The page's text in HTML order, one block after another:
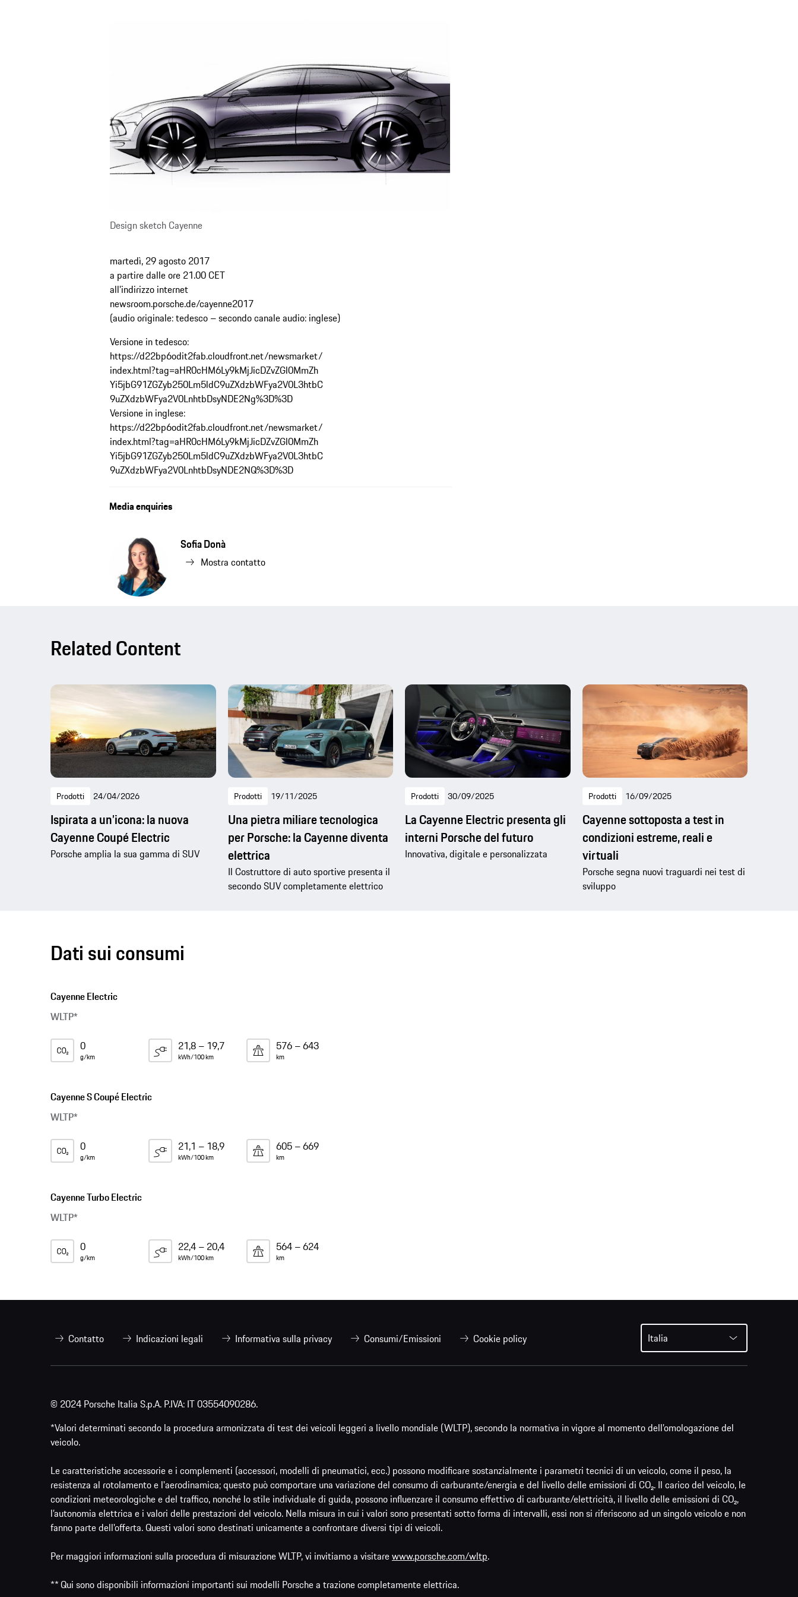
Design sketch Cayenne
martedì, 29 agosto 2017
a partire dalle ore 21.00 CET
all’indirizzo internet
newsroom.porsche.de/cayenne2017
(audio originale: tedesco – secondo canale audio: inglese)
Versione in tedesco:
https://d22bp6odit2fab.cloudfront.net/newsmarket/
index.html?tag=aHR0cHM6Ly9kMjJicDZvZGl0MmZh
Yi5jbG91ZGZyb250Lm5ldC9uZXdzbWFya2V0L3htbC
9uZXdzbWFya2V0LnhtbDsyNDE2Ng%3D%3D
Versione in inglese:
https://d22bp6odit2fab.cloudfront.net/newsmarket/
index.html?tag=aHR0cHM6Ly9kMjJicDZvZGl0MmZh
Yi5jbG91ZGZyb250Lm5ldC9uZXdzbWFya2V0L3htbC
9uZXdzbWFya2V0LnhtbDsyNDE2NQ%3D%3D
Media enquiries
Sofia Donà
Mostra contatto
Related Content
Prodotti 24/04/2026
Ispirata a un’icona: la nuova
Cayenne Coupé Electric
Porsche amplia la sua gamma di SUV
Prodotti 19/11/2025
Una pietra miliare tecnologica
per Porsche: la Cayenne diventa
elettrica
Il Costruttore di auto sportive presenta il
secondo SUV completamente elettrico
Prodotti 30/09/2025
La Cayenne Electric presenta gli
interni Porsche del futuro
Innovativa, digitale e personalizzata
Prodotti 16/09/2025
Cayenne sottoposta a test in
condizioni estreme, reali e
virtuali
Porsche segna nuovi traguardi nei test di
sviluppo
Dati sui consumi
Cayenne Electric
WLTP*
0
g/km
21,8 – 19,7
kWh/100 km
576 – 643
km
Cayenne S Coupé Electric
WLTP*
0
g/km
21,1 – 18,9
kWh/100 km
605 – 669
km
Cayenne Turbo Electric
WLTP*
0
g/km
22,4 – 20,4
kWh/100 km
564 – 624
km
Contatto Indicazioni legali Informativa sulla privacy Consumi/Emissioni Cookie policy Italia
© 2024 Porsche Italia S.p.A. P.IVA: IT 03554090286.
*Valori determinati secondo la procedura armonizzata di test dei veicoli leggeri a livello mondiale (WLTP), secondo la normativa in vigore al momento dell’omologazione del
veicolo.
Le caratteristiche accessorie e i complementi (accessori, modelli di pneumatici, ecc.) possono modificare sostanzialmente i parametri tecnici di un veicolo, come il peso, la
resistenza al rotolamento e l'aerodinamica; questo può comportare una variazione del consumo di carburante/energia e del livello delle emissioni di CO₂. Il carico del veicolo, le
condizioni meteorologiche e del traffico, nonché lo stile individuale di guida, possono influenzare il consumo effettivo di carburante/elettricità, il livello delle emissioni di CO₂,
l’autonomia elettrica e i valori delle prestazioni del veicolo. Nella misura in cui i valori sono presentati sotto forma di intervalli, essi non si riferiscono ad un singolo veicolo e non
fanno parte dell'offerta. Questi valori sono destinati unicamente a confrontare diversi tipi di veicoli.
Per maggiori informazioni sulla procedura di misurazione WLTP, vi invitiamo a visitarewww.porsche.com/wltp.
** Qui sono disponibili informazioni importanti sui modelli Porsche a trazione completamente elettrica.